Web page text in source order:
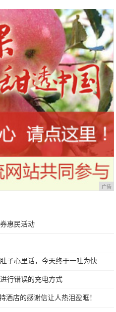
广告
惠民活动
子心里话，今天终于一吐为快
行错误的充电方式
酒店的感谢信让人热泪盈眶！